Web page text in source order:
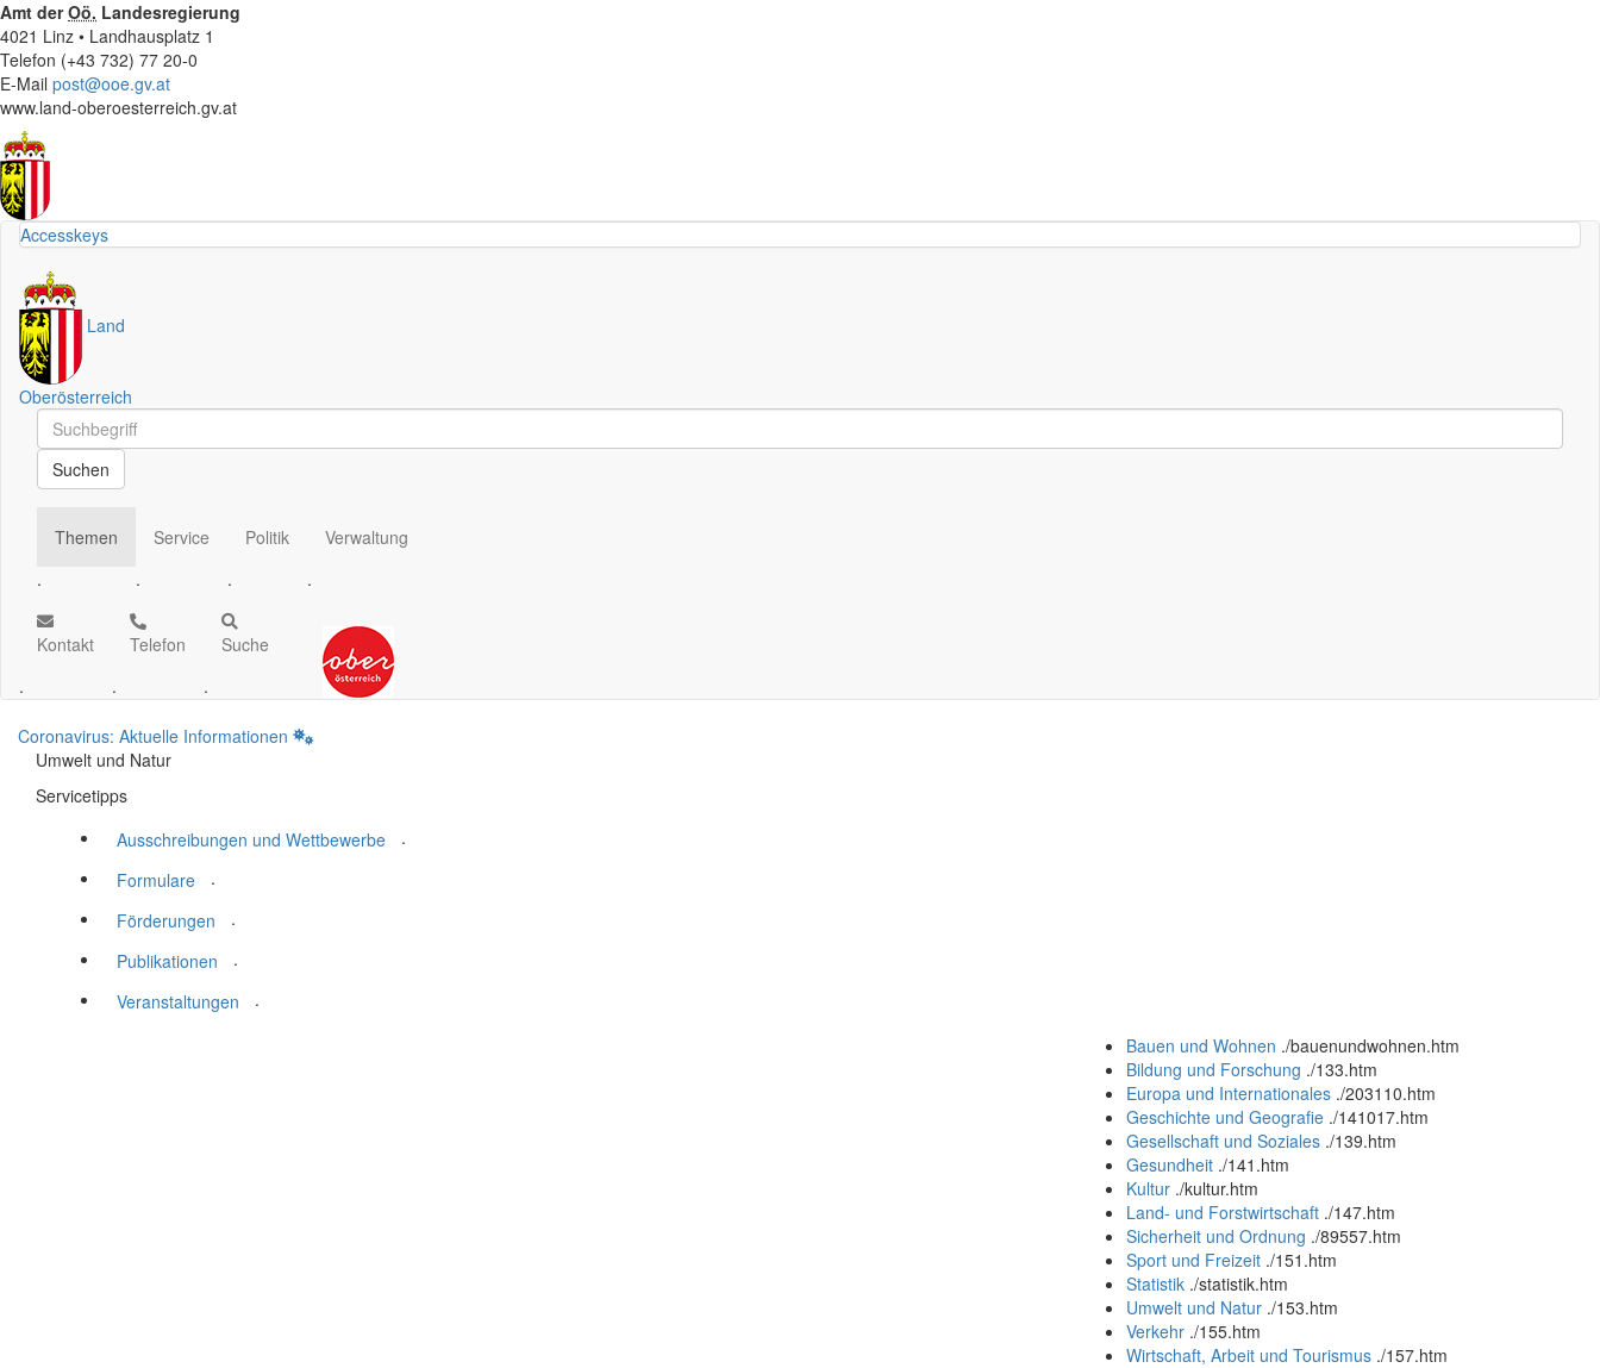
Amt derOö. Landesregierung
4021 Linz • Landhausplatz 1
Telefon (+43 732) 77 20-0
E-Mail post@ooe.gv.at
www.land-oberoesterreich.gv.at
Accesskeys
Land
Oberösterreich
Schnellsuche
Schnellsuche
Suchen
Themen
.
Service
.
Politik
.
Verwaltung
.
Kontakt
.
Telefon
.
Suche
.
Coronavirus: Aktuelle Informationen
Umwelt und Natur
Servicetipps
Ausschreibungen und Wettbewerbe
.
Formulare
.
Förderungen
.
Publikationen
.
Veranstaltungen
.
Bauen und Wohnen ./bauenundwohnen.htm
Bildung und Forschung ./133.htm
Europa und Internationales ./203110.htm
Geschichte und Geografie ./141017.htm
Gesellschaft und Soziales ./139.htm
Gesundheit ./141.htm
Kultur ./kultur.htm
Land- und Forstwirtschaft ./147.htm
Sicherheit und Ordnung ./89557.htm
Sport und Freizeit ./151.htm
Statistik ./statistik.htm
Umwelt und Natur ./153.htm
Verkehr ./155.htm
Wirtschaft, Arbeit und Tourismus ./157.htm